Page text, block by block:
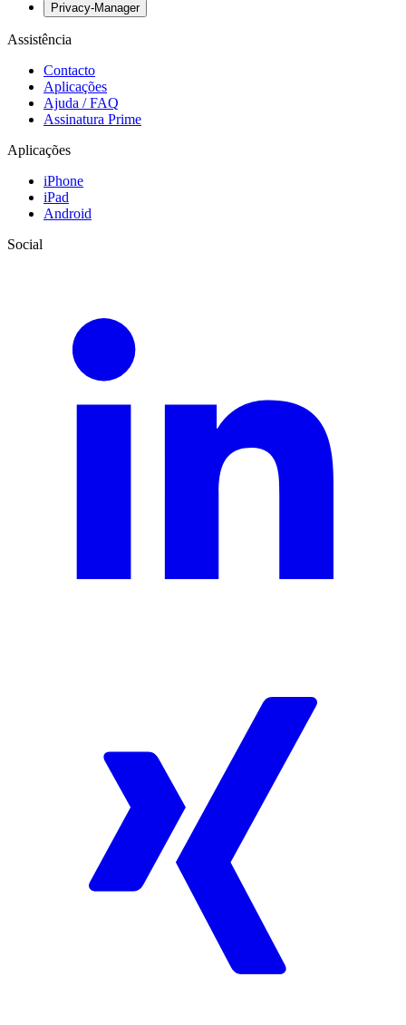
Privacy-Manager
Assistência
Contacto
Aplicações
Ajuda / FAQ
Assinatura Prime
Aplicações
iPhone
iPad
Android
Social